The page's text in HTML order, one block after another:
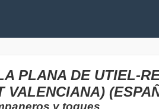
PLANA DE UTIEL-
VALENCIANA)
y toques